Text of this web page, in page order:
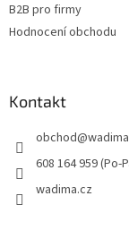
B2B pro firmy
Hodnocení obchodu
Kontakt
obchod@
608 164 959 (Po-
wadima.cz